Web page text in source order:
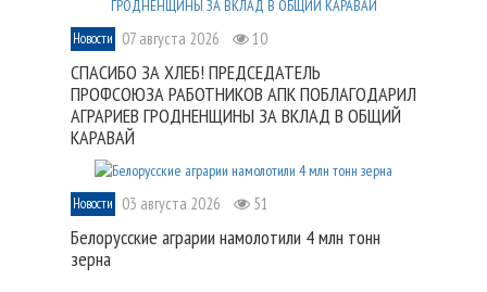
Новости 07 августа 2026 10
СПАСИБО ЗА ХЛЕБ! ПРЕДСЕДАТЕЛЬ
ПРОФСОЮЗА РАБОТНИКОВ АПК ПОБЛАГОДАРИЛ
АГРАРИЕВ ГРОДНЕНЩИНЫ ЗА ВКЛАД В ОБЩИЙ
КАРАВАЙ
Новости 03 августа 2026 51
Белорусские аграрии намолотили 4 млн тонн
зерна